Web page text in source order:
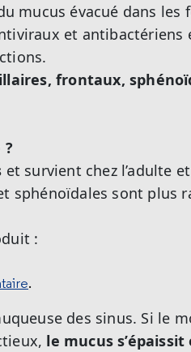
mucus évacué dans les
et antibactériens
frontaux,
et survient chez l’adulte
sphénoïdales sont plus
:
.
des sinus. Si le
le mucus s’épaissit